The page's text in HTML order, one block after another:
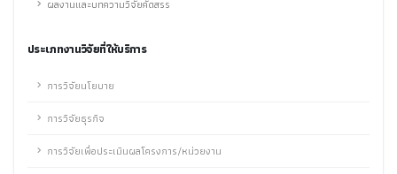
ผลงานและบทความวิจัยคัดสรร
ประเภทงานวิจัยที่ให้บริการ
การวิจัยนโยบาย
การวิจัยธุรกิจ
การวิจัยเพื่อประเมินผลโครงการ/หน่วยงาน